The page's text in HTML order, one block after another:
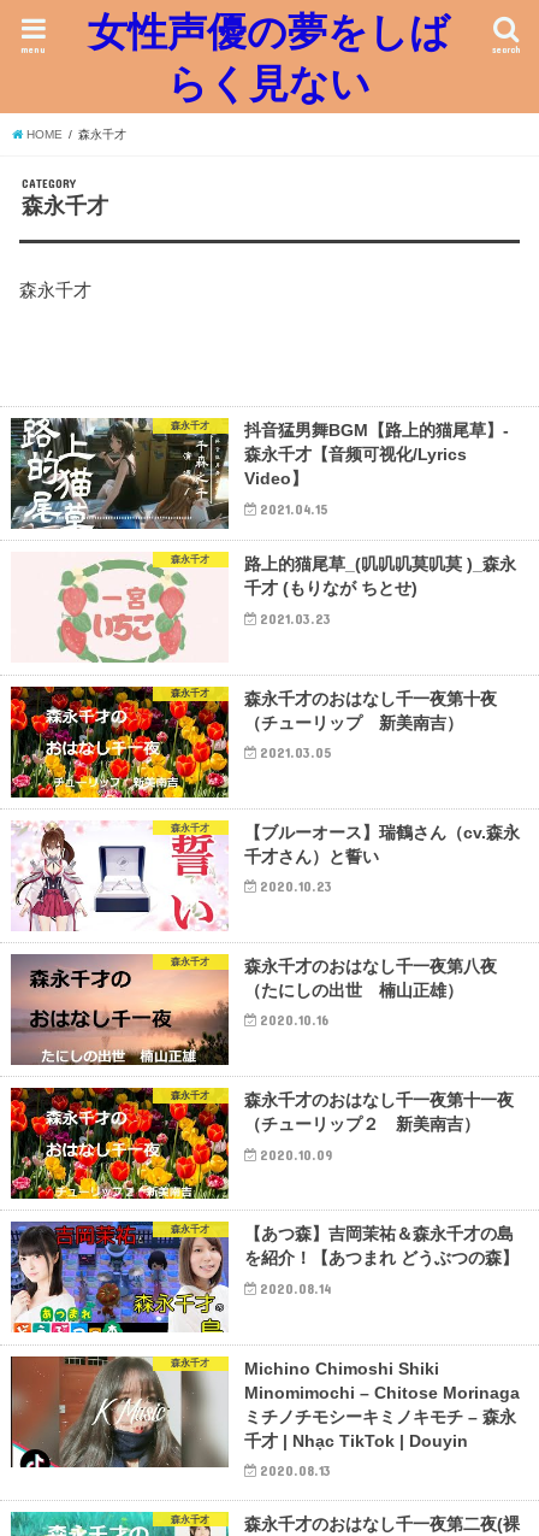
女性声優の夢をしば
らく見ない
search
menu
HOME 森永千才
CATEGORY
森永千才
森永千才
森永千才
抖音猛男舞BGM【路上的猫尾草】-
森永千才【音频可视化/Lyrics
Video】
2021.04.15
森永千才
路上的猫尾草_(叽叽叽莫叽莫 )_森永
千才 (もりなが ちとせ)
2021.03.23
森永千才
森永千才のおはなし千一夜第十夜
（チューリップ 新美南吉）
2021.03.05
森永千才
【ブルーオース】瑞鶴さん（cv.森永
千才さん）と誓い
2020.10.23
森永千才
森永千才のおはなし千一夜第八夜
（たにしの出世 楠山正雄）
2020.10.16
森永千才
森永千才のおはなし千一夜第十一夜
（チューリップ２ 新美南吉）
2020.10.09
森永千才
【あつ森】吉岡茉祐＆森永千才の島
を紹介！【あつまれ どうぶつの森】
2020.08.14
森永千才
Michino Chimoshi Shiki
Minomimochi – Chitose Morinaga
ミチノチモシーキミノキモチ – 森永
千才 | Nhạc TikTok | Douyin
2020.08.13
森永千才
森永千才のおはなし千一夜第二夜(裸